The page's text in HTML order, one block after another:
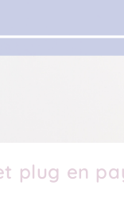
plug en